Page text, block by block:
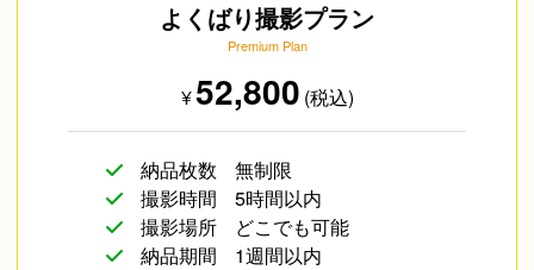
どうぞよろしくお願いいたします。"
- - - - - - - - - - - - - - - - - -⁡
⁡※ご注意 および、お願い
移動経費等［高速料金・その他］が
かさんでしまうため
「お試し撮影プラン」では
よくばり撮影プラン
Premium Plan
¥52,800 (税込)
納品枚数
無制限
撮影時間
5時間以内
撮影場所
どこでも可能
納品期間
1週間以内